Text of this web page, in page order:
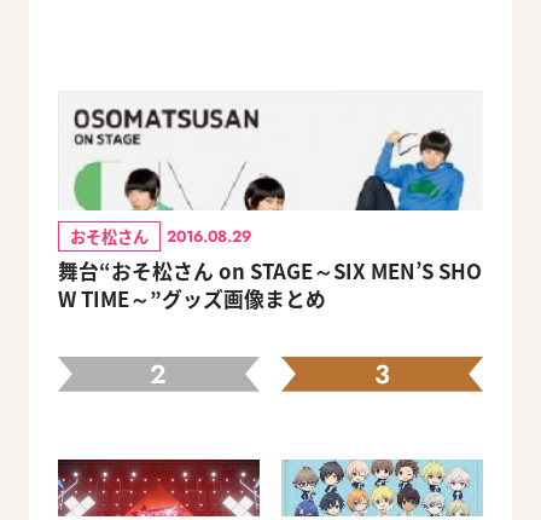
おそ松さん 2016.08.29
舞台“おそ松さん on STAGE～SIX MEN’S SHO
W TIME～”グッズ画像まとめ
2 3